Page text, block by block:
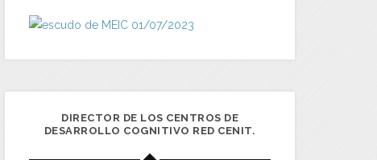
DIRECTOR DE LOS CENTROS DE
DESARROLLO COGNITIVO RED CENIT.